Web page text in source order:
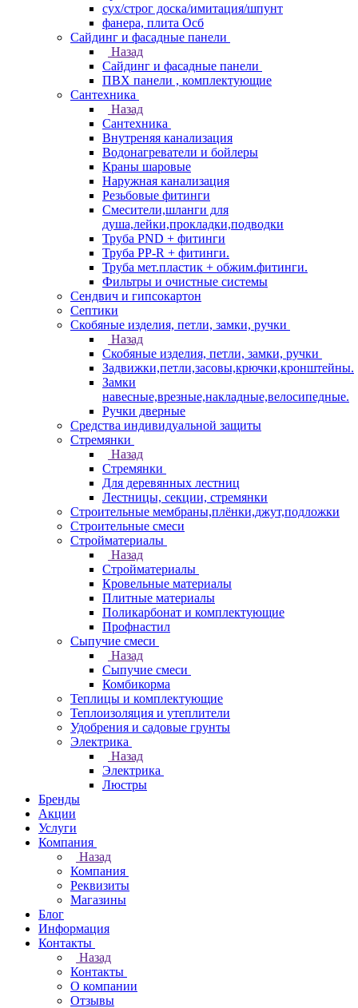
сух/строг доска/имитация/шпунт
фанера, плита Осб
Сайдинг и фасадные панели
Назад
Сайдинг и фасадные панели
ПВХ панели , комплектующие
Сантехника
Назад
Сантехника
Внутреняя канализация
Водонагреватели и бойлеры
Краны шаровые
Наружная канализация
Резьбовые фитинги
Смесители,шланги для
душа,лейки,прокладки,подводки
Труба PND + фитинги
Труба PP-R + фитинги.
Труба мет.пластик + обжим.фитинги.
Фильтры и очистные системы
Сендвич и гипсокартон
Септики
Скобяные изделия, петли, замки, ручки
Назад
Скобяные изделия, петли, замки, ручки
Задвижки,петли,засовы,крючки,кронштейны.
Замки
навесные,врезные,накладные,велосипедные.
Ручки дверные
Средства индивидуальной защиты
Стремянки
Назад
Стремянки
Для деревянных лестниц
Лестницы, секции, стремянки
Строительные мембраны,плёнки,джут,подложки
Строительные смеси
Стройматериалы
Назад
Стройматериалы
Кровельные материалы
Плитные материалы
Поликарбонат и комплектующие
Профнастил
Сыпучие смеси
Назад
Сыпучие смеси
Комбикорма
Теплицы и комплектующие
Теплоизоляция и утеплители
Удобрения и садовые грунты
Электрика
Назад
Электрика
Люстры
Бренды
Акции
Услуги
Компания
Назад
Компания
Реквизиты
Магазины
Блог
Информация
Контакты
Назад
Контакты
О компании
Отзывы